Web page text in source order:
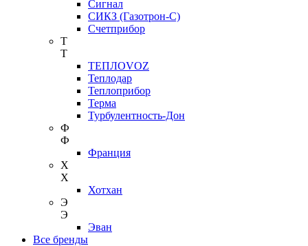
Сигнал
СИКЗ (Газотрон-С)
Счетприбор
Т
Т
ТЕПЛОVOZ
Теплодар
Теплоприбор
Терма
Турбулентность-Дон
Ф
Ф
Франция
Х
Х
Хотхан
Э
Э
Эван
Все бренды